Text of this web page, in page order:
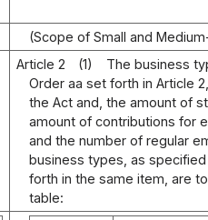
(Scope of Small and
Article 2 (1)
The business
Order aa set forth in Article
the Act and, the amount of
amount of contributions for
and the number of regular
business types, as
forth in the same item, are
table: